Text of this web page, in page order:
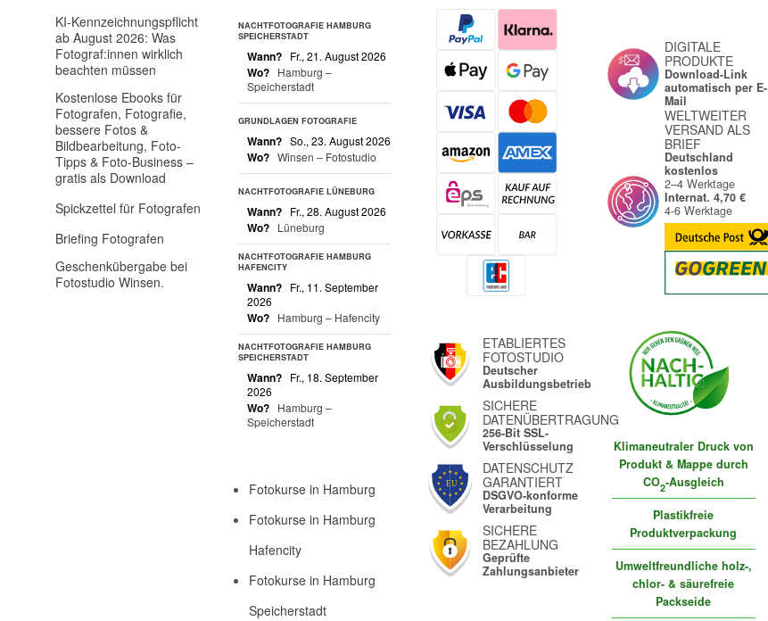
KI-Kennzeichnungspflicht
ab August 2026: Was
Fotograf:innen wirklich
beachten müssen
Kostenlose Ebooks für
Fotografen, Fotografie,
bessere Fotos &
Bildbearbeitung, Foto-
Tipps & Foto-Business –
gratis als Download
Spickzettel für Fotografen
Briefing Fotografen
Geschenkübergabe bei
Fotostudio Winsen.
NACHTFOTOGRAFIE HAMBURG
SPEICHERSTADT
Wann? Fr., 21. August 2026
Wo?
Hamburg –
Speicherstadt
GRUNDLAGEN FOTOGRAFIE
Wann? So., 23. August 2026
Wo? Winsen – Fotostudio
NACHTFOTOGRAFIE LÜNEBURG
Wann? Fr., 28. August 2026
Wo? Lüneburg
NACHTFOTOGRAFIE HAMBURG
HAFENCITY
Wann?
Fr., 11. September
2026
Wo? Hamburg – Hafencity
NACHTFOTOGRAFIE HAMBURG
SPEICHERSTADT
Wann?
Fr., 18. September
2026
Wo?
Hamburg –
Speicherstadt
Fotokurse in Hamburg
Fotokurse in Hamburg
Hafencity
Fotokurse in Hamburg
Speicherstadt
ETABLIERTES
FOTOSTUDIO
Deutscher
Ausbildungsbetrieb
SICHERE
DATENÜBERTRAGUNG
256-Bit SSL-
Verschlüsselung
DATENSCHUTZ
GARANTIERT
DSGVO-konforme
Verarbeitung
SICHERE
BEZAHLUNG
Geprüfte
Zahlungsanbieter
DIGITALE
PRODUKTE
Download-Link
automatisch per E-
Mail
WELTWEITER
VERSAND ALS
BRIEF
Deutschland
kostenlos
2–4 Werktage
Internat. 4,70 €
4-6 Werktage
Klimaneutraler Druck von
Produkt & Mappe durch
CO2-Ausgleich
Plastikfreie
Produktverpackung
Umweltfreundliche holz-,
chlor- & säurefreie
Packseide